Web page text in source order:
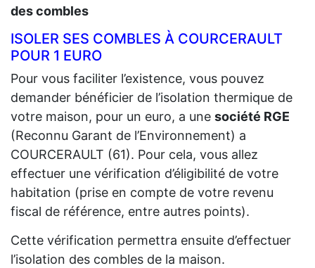
des combles
ISOLER SES COMBLES À COURCERAULT
POUR 1 EURO
Pour vous faciliter l’existence, vous pouvez
demander bénéficier de l’isolation thermique de
votre maison, pour un euro, a une société RGE
(Reconnu Garant de l’Environnement) a
COURCERAULT (61). Pour cela, vous allez
effectuer une vérification d’éligibilité de votre
habitation (prise en compte de votre revenu
fiscal de référence, entre autres points).
Cette vérification permettra ensuite d’effectuer
l’isolation des combles de la maison.